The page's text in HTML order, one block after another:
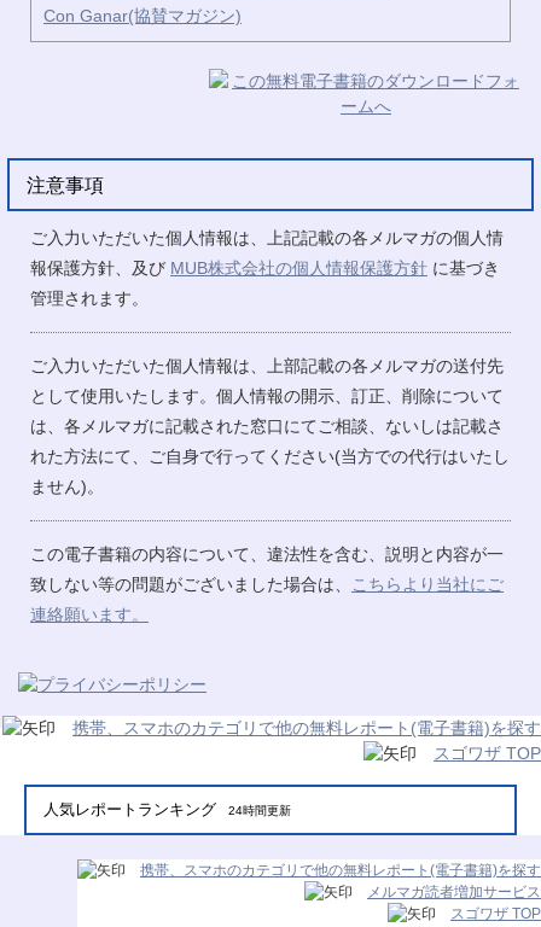
Con Ganar(協賛マガジン)
注意事項
ご入力いただいた個人情報は、上記記載の各メルマガの個人情
報保護方針、及び MUB株式会社の個人情報保護方針 に基づき
管理されます。
ご入力いただいた個人情報は、上部記載の各メルマガの送付先
として使用いたします。個人情報の開示、訂正、削除について
は、各メルマガに記載された窓口にてご相談、ないしは記載さ
れた方法にて、ご自身で行ってください(当方での代行はいたし
ません)。
この電子書籍の内容について、違法性を含む、説明と内容が一
致しない等の問題がございました場合は、
こちらより当社にご
連絡願います。
携帯、スマホのカテゴリで他の無料レポート(電子書籍)を探す
スゴワザ TOP
人気レポートランキング 24時間更新
携帯、スマホのカテゴリで他の無料レポート(電子書籍)を探す
メルマガ読者増加サービス
スゴワザ TOP